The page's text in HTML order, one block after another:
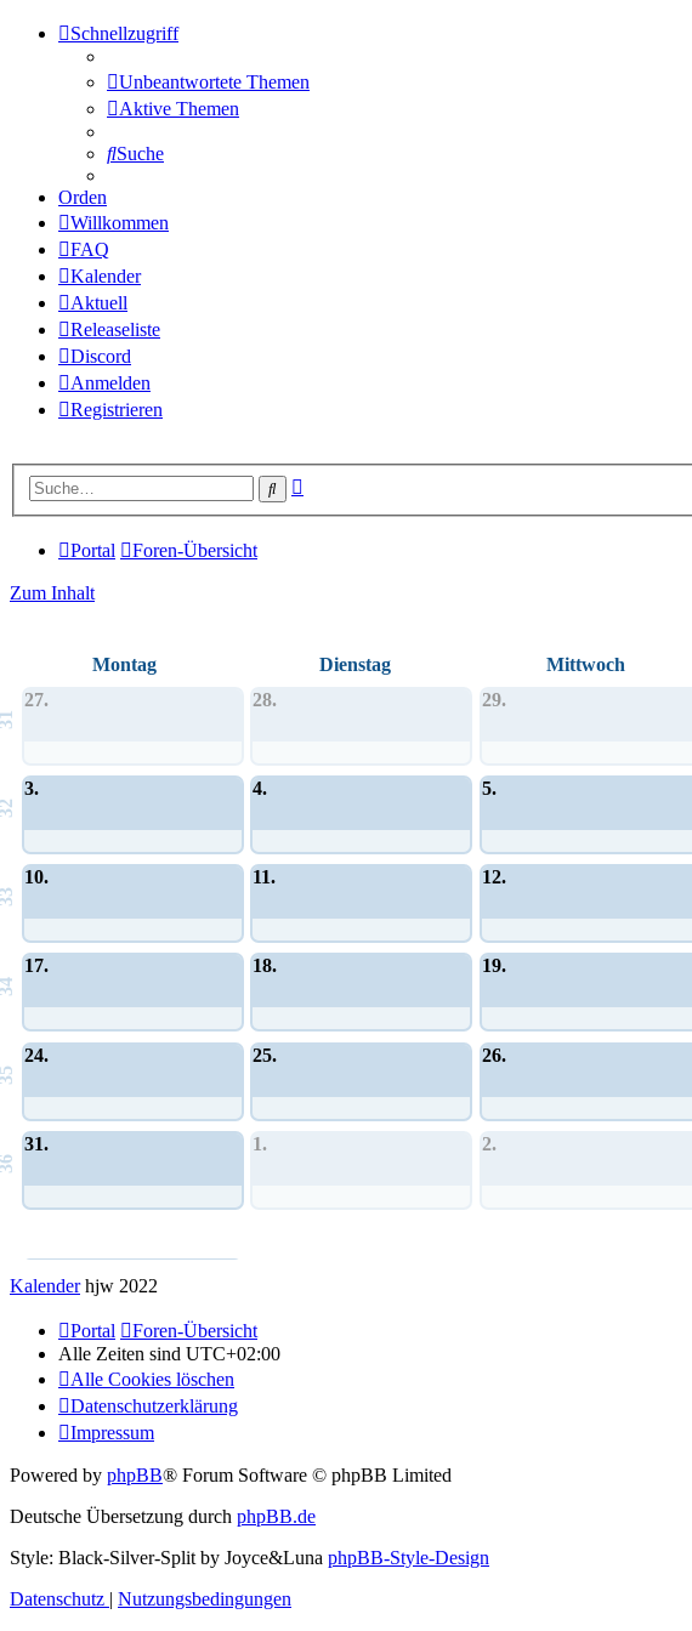
Schnellzugriff
Unbeantwortete Themen
Aktive Themen
Suche
Orden
Willkommen
FAQ
Kalender
Aktuell
Releaseliste
Discord
Anmelden
Registrieren
Suche
Portal Foren-Übersicht
Zum Inhalt
Montag Dienstag Mittwoch
27. 28. 29.
3. 4. 5.
10. 11. 12.
17. 18. 19.
24. 25. 26.
31. 1. 2.
Kalenderhjw 2022
Portal
Foren-Übersicht
Alle Zeiten sind UTC+02:00
Alle Cookies löschen
Datenschutzerklärung
Impressum
Powered by phpBB® Forum Software © phpBB Limited
Deutsche Übersetzung durch phpBB.de
Style: Black-Silver-Split by Joyce&Luna phpBB-Style-Design
Datenschutz | Nutzungsbedingungen